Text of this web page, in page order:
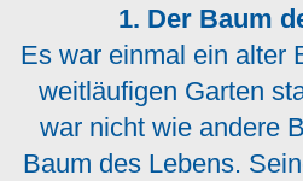
1. Der Baum
Es war einmal ein alter
weitläufigen Garten
war nicht wie andere
Baum des Lebens.